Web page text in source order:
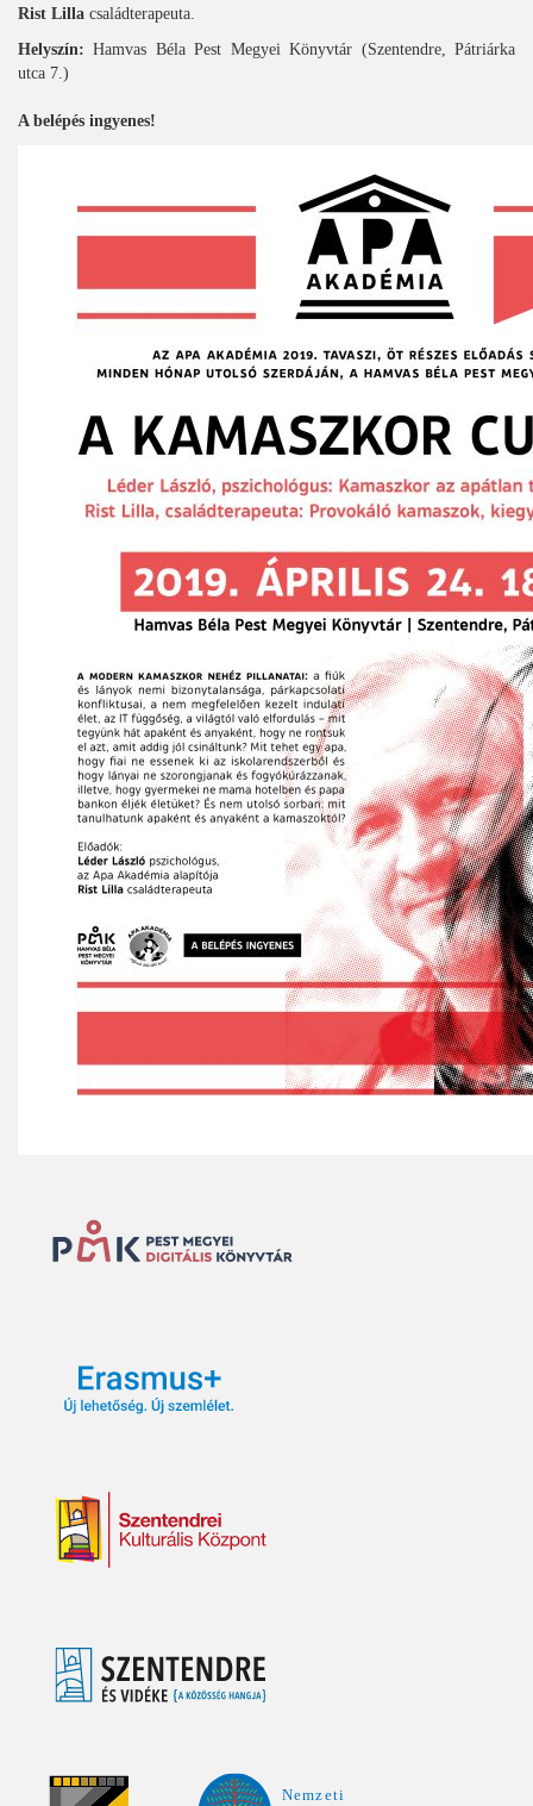
Rist Lilla családterapeuta.
Helyszín:Hamvas Béla Pest Megyei Könyvtár (Szentendre, Pátriárka
utca 7.)
A belépés ingyenes!